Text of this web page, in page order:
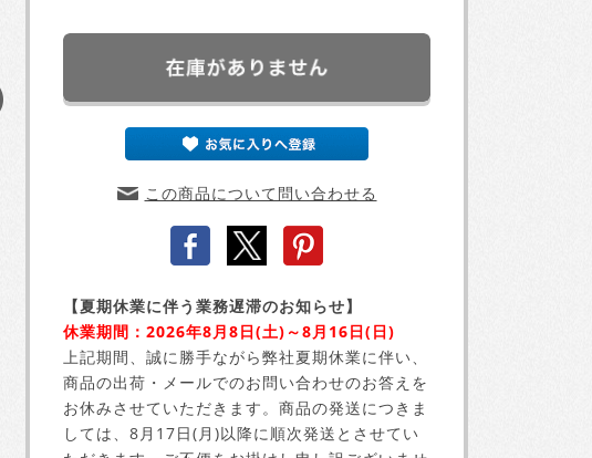
この商品について問い合わせる
【夏期休業に伴う業務遅滞のお知らせ】
休業期間：2026年8月8日(土)～8月16日(日)
上記期間、誠に勝手ながら弊社夏期休業に伴い、
商品の出荷・メールでのお問い合わせのお答えを
お休みさせていただきます。商品の発送につきま
しては、8月17日(月)以降に順次発送とさせてい